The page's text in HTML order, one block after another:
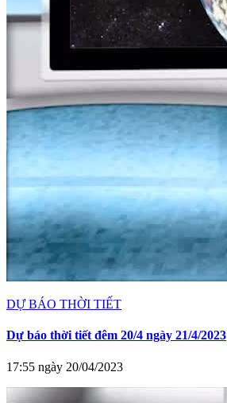
DỰ BÁO THỜI TIẾT
Dự báo thời tiết đêm 20/4 ngày 21/4/2023
17:55 ngày 20/04/2023